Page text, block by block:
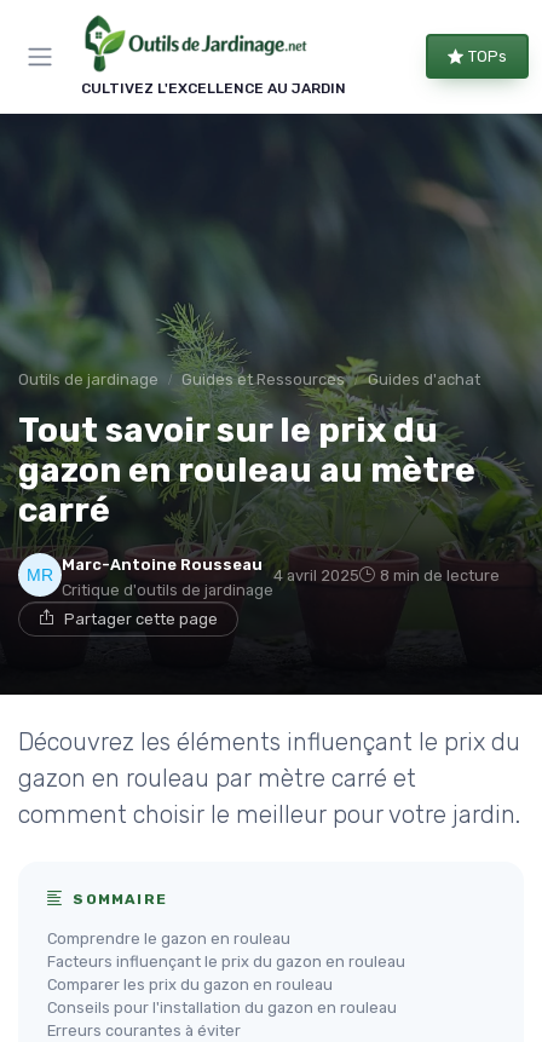
CULTIVEZ L'EXCELLENCE AU JARDIN
TOPs
Outils de jardinage Guides et Ressources Guides d'achat
Tout savoir sur le prix du
gazon en rouleau au mètre
carré
Marc-Antoine Rousseau
Critique d'outils de jardinage
4 avril 2025 8 min de lecture
Partager cette page
Découvrez les éléments influençant le prix du
gazon en rouleau par mètre carré et
comment choisir le meilleur pour votre jardin.
SOMMAIRE
Comprendre le gazon en rouleau
Facteurs influençant le prix du gazon en rouleau
Comparer les prix du gazon en rouleau
Conseils pour l'installation du gazon en rouleau
Erreurs courantes à éviter
Panneau de gestion des cookies